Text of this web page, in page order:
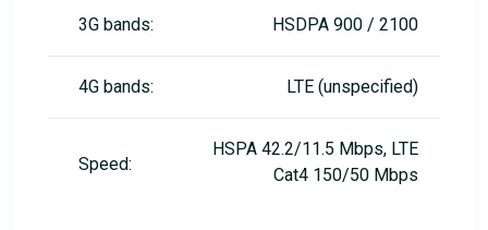
3G bands: HSDPA 900 / 2100
4G bands: LTE (unspecified)
Speed:
HSPA 42.2/11.5 Mbps, LTE
Cat4 150/50 Mbps